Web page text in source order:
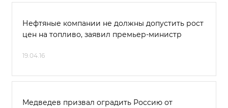
Нефтяные компании не должны допустить рост
цен на топливо, заявил премьер-министр
19.04.16
Медведев призвал оградить Россию от